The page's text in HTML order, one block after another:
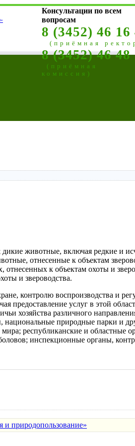
Консультации по всем
вопросам
8 (3452) 46 16
(приёмная
8 (3452) 46 48
(приёмная
комиссия)
животные, включая редкие и
отнесенные к объектам
отнесенных к объектам охоты и
и звероводства.
контролю воспроизводства и
предоставление услуг в этой
хозяйства различного
национальные природные парки и
республиканские и областные
инспекционные органы,
и природопользование»